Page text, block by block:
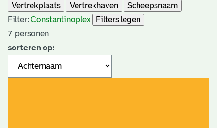
Vertrekplaats
Vertrekhaven
Scheepsnaam
Filter: Constantinoplex
Filters legen
7 personen
sorteren op: